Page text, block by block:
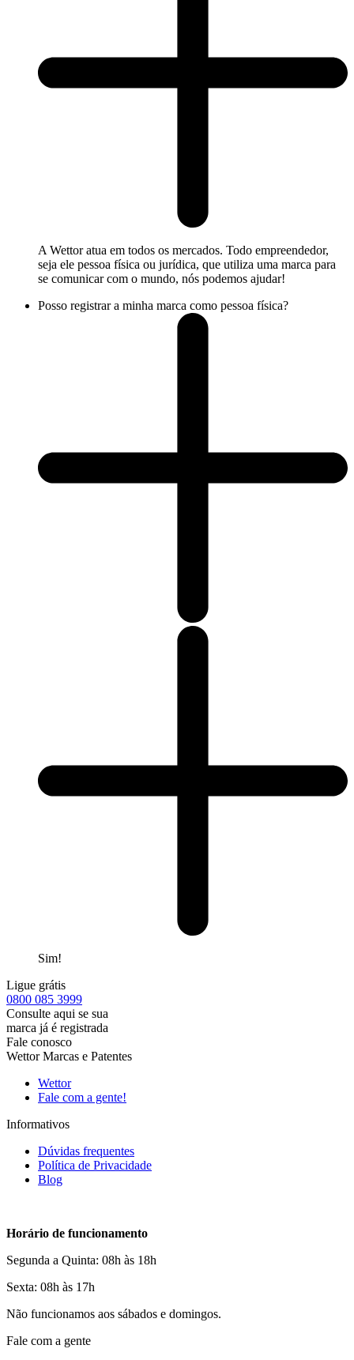
A Wettor atua em todos os mercados. Todo empreendedor,
seja ele pessoa física ou jurídica, que utiliza uma marca para
se comunicar com o mundo, nós podemos ajudar!
Posso registrar a minha marca como pessoa física?
Sim!
Ligue grátis
0800 085 3999
Consulte aqui se sua
marca já é registrada
Fale conosco
Wettor Marcas e Patentes
Wettor
Fale com a gente!
Informativos
Dúvidas frequentes
Política de Privacidade
Blog
Horário de funcionamento
Segunda a Quinta: 08h às 18h
Sexta: 08h às 17h
Não funcionamos aos sábados e domingos.
Fale com a gente